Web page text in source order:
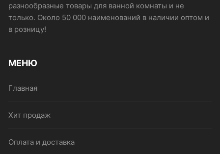
разнообразные товары для ванной комнаты и не
только. Около 50 000 наименований в наличии оптом и
в розницу!
МЕНЮ
Главная
Хит продаж
Оплата и доставка